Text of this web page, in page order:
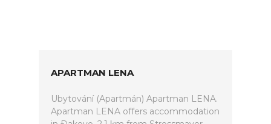
APARTMAN LENA
Ubytování (Apartmán) Apartman LENA.
Apartman LENA offers accommodation